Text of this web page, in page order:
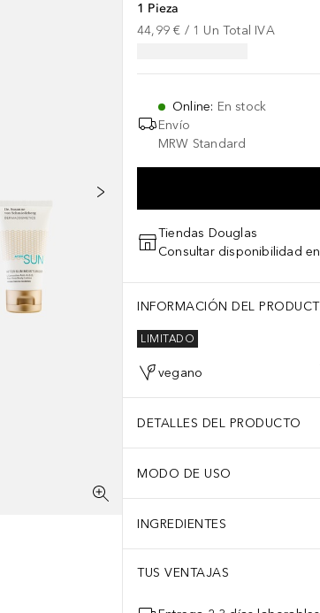
1 Pieza
44,99 € / 1 Un Total IVA
Online: En stock
Envío
MRW Standard
Tiendas Douglas
Consultar disponibilidad
INFORMACIÓN DEL
LIMITADO
vegano
DETALLES DEL PRODUCTO
MODO DE USO
INGREDIENTES
phenoxyethanol.
TUS VENTAJAS